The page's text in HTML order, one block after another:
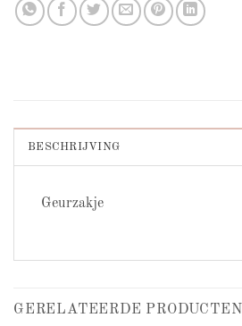
BESCHRIJVING
Geurzakje
GERELATEERDE PRODUCTEN